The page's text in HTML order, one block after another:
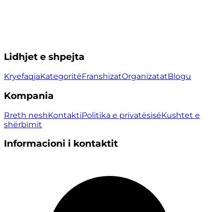
Lidhjet e shpejta
KryefaqjaKategoritëFranshizatOrganizatatBlogu
Kompania
Rreth neshKontaktiPolitika e privatësisëKushtet e
shërbimit
Informacioni i kontaktit